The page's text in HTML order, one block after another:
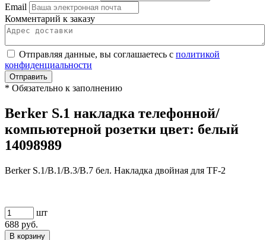
Email
Комментарий к заказу
Отправляя данные, вы соглашаетесь с политикой
конфиденциальности
Отправить
* Обязательно к заполнению
Berker S.1 накладка телефонной/
компьютерной розетки цвет: белый
14098989
Berker S.1/B.1/B.3/B.7 бел. Накладка двойная для TF-2
шт
688 руб.
В корзину